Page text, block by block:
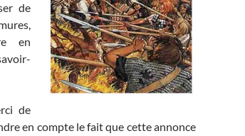
de
en
de
en compte le fait que cette annonce